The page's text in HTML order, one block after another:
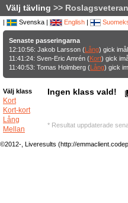
Välj tävling >>
| Svenska | English |
Senaste passeringarna
12:10:56: Jakob Larsson (Lång) gick
11:41:24: Sven-Eric Amrén (Kort) gick
11:40:53: Tomas Holmberg (Lång) gick
Välj klass
Kort
Kort-kort
Lång
Mellan
Ingen klass vald!
* Resultat uppdaterade
©2012-, Liveresults (http://